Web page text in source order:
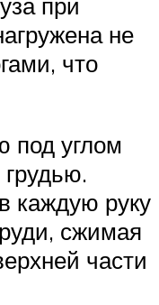
при
не
что
под углом
грудью.
каждую руку
сжимая
части